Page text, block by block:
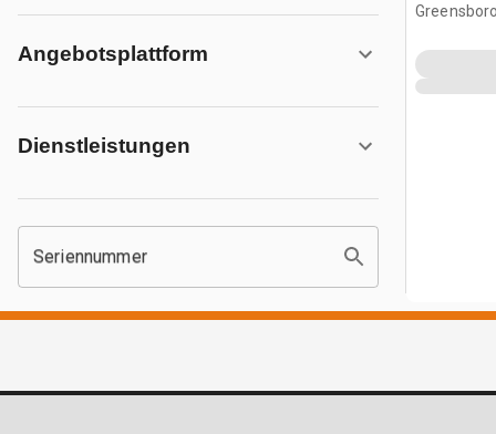
Angebotsplattform
Dienstleistungen
Seriennummer